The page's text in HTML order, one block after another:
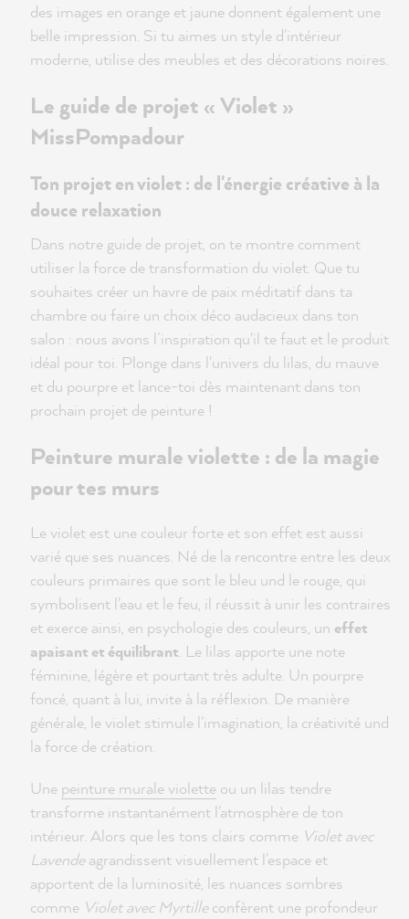
des images en orange et jaune donnent également une
belle impression. Si tu aimes un style d'intérieur
moderne, utilise des meubles et des décorations noires.
Le guide de projet « Violet »
MissPompadour
Ton projet en violet : de l'énergie créative à la
douce relaxation
Dans notre guide de projet, on te montre comment
utiliser la force de transformation du violet. Que tu
souhaites créer un havre de paix méditatif dans ta
chambre ou faire un choix déco audacieux dans ton
salon : nous avons l’inspiration qu'il te faut et le produit
idéal pour toi. Plonge dans l'univers du lilas, du mauve
et du pourpre et lance-toi dès maintenant dans ton
prochain projet de peinture !
Peinture murale violette : de la magie
pour tes murs
Le violet est une couleur forte et son effet est aussi
varié que ses nuances. Né de la rencontre entre les deux
couleurs primaires que sont le bleu und le rouge, qui
symbolisent l'eau et le feu, il réussit à unir les contraires
et exerce ainsi, en psychologie des couleurs, un effet
apaisant et équilibrant. Le lilas apporte une note
féminine, légère et pourtant très adulte. Un pourpre
foncé, quant à lui, invite à la réflexion. De manière
générale, le violet stimule l'imagination, la créativité und
la force de création.
Une peinture murale violette ou un lilas tendre
transforme instantanément l'atmosphère de ton
intérieur. Alors que les tons clairs comme Violet avec
Lavendeagrandissent visuellement l'espace et
apportent de la luminosité, les nuances sombres
comme Violet avec Myrtilleconfèrent une profondeur